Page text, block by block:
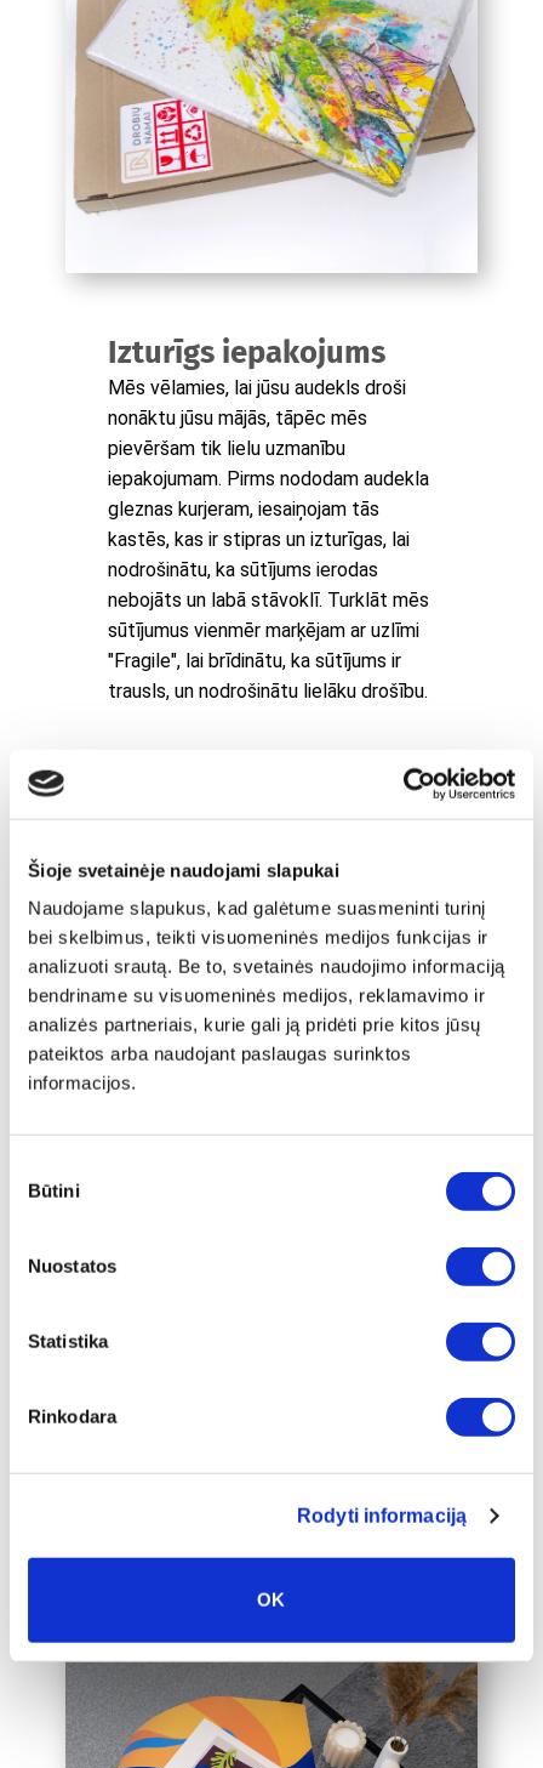
Šioje svetainėje naudojami slapukai
Naudojame slapukus, kad galėtume suasmeninti turinį
bei skelbimus, teikti visuomeninės medijos funkcijas ir
analizuoti srautą. Be to, svetainės naudojimo informaciją
bendriname su visuomeninės medijos, reklamavimo ir
analizės partneriais, kurie gali ją pridėti prie kitos jūsų
pateiktos arba naudojant paslaugas surinktos
informacijos.
pasirinkimas
Būtini
Nuostatos
Statistika
Rinkodara
Rodyti informaciją
OK
Izturīgs iepakojums
Mēs vēlamies, lai jūsu audekls droši
nonāktu jūsu mājās, tāpēc mēs
pievēršam tik lielu uzmanību
iepakojumam. Pirms nododam audekla
gleznas kurjeram, iesaiņojam tās
kastēs, kas ir stipras un izturīgas, lai
nodrošinātu, ka sūtījums ierodas
nebojāts un labā stāvoklī. Turklāt mēs
sūtījumus vienmēr marķējam ar uzlīmi
"Fragile", lai brīdinātu, ka sūtījums ir
trausls, un nodrošinātu lielāku drošību.
apakšrāmja papildus ierāmētu baltā,
padarīs audeklu par vēl greznāku jūsu
Mēs varam ierāmēt arī jūsu jau esošo
audeklu, lūdzu, sazinieties ar mums,